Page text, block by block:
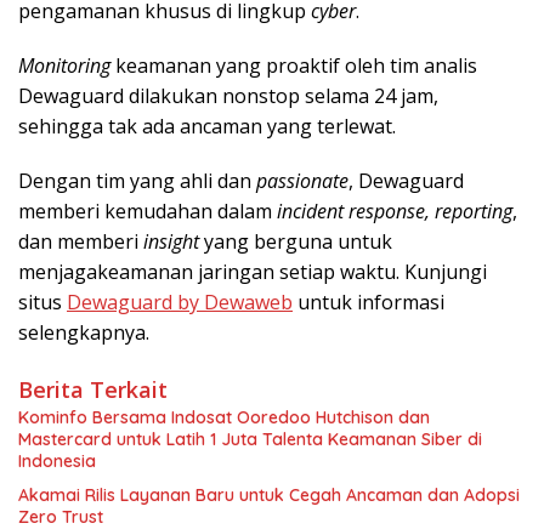
pengamanan khusus di lingkup cyber.
Monitoringkeamanan yang proaktif oleh tim analis
Dewaguard dilakukan nonstop selama 24 jam,
sehingga tak ada ancaman yang terlewat.
Dengan tim yang ahli dan passionate, Dewaguard
memberi kemudahan dalam incident response, reporting,
dan memberi insightyang berguna untuk
menjagakeamanan jaringan setiap waktu. Kunjungi
situs Dewaguard by Dewaweb untuk informasi
selengkapnya.
Berita Terkait
Kominfo Bersama Indosat Ooredoo Hutchison dan
Mastercard untuk Latih 1 Juta Talenta Keamanan Siber di
Indonesia
Akamai Rilis Layanan Baru untuk Cegah Ancaman dan Adopsi
Zero Trust